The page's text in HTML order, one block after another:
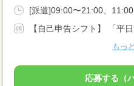
[派遣]09:00〜21:00、
もっ
応募する（